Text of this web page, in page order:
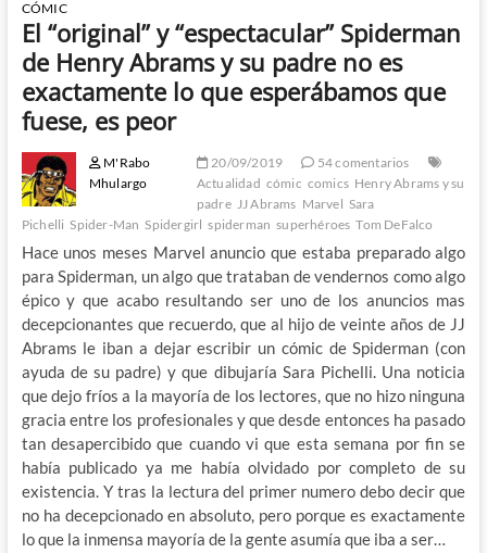
CÓMIC
El “original” y “espectacular” Spiderman
de Henry Abrams y su padre no es
exactamente lo que esperábamos que
fuese, es peor
M'Rabo
Mhulargo
20/09/2019
54 comentarios
Actualidad cómic comics Henry Abrams y su
padre JJ Abrams Marvel Sara
Pichelli Spider-Man Spidergirl spiderman superhéroes Tom DeFalco
Hace unos meses Marvel anuncio que estaba preparado algo
para Spiderman, un algo que trataban de vendernos como algo
épico y que acabo resultando ser uno de los anuncios mas
decepcionantes que recuerdo, que al hijo de veinte años de JJ
Abrams le iban a dejar escribir un cómic de Spiderman (con
ayuda de su padre) y que dibujaría Sara Pichelli. Una noticia
que dejo fríos a la mayoría de los lectores, que no hizo ninguna
gracia entre los profesionales y que desde entonces ha pasado
tan desapercibido que cuando vi que esta semana por fin se
había publicado ya me había olvidado por completo de su
existencia. Y tras la lectura del primer numero debo decir que
no ha decepcionado en absoluto, pero porque es exactamente
lo que la inmensa mayoría de la gente asumía que iba a ser…